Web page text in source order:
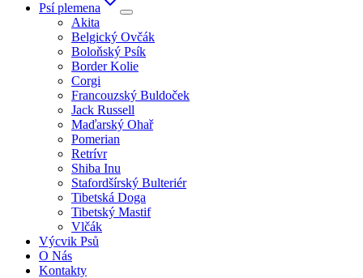
Psí plemena
Akita
Belgický Ovčák
Boloňský Psík
Border Kolie
Corgi
Francouzský Buldoček
Jack Russell
Maďarský Ohař
Pomerian
Retrívr
Shiba Inu
Stafordšírský Bulteriér
Tibetská Doga
Tibetský Mastif
Vlčák
Výcvik Psů
O Nás
Kontakty